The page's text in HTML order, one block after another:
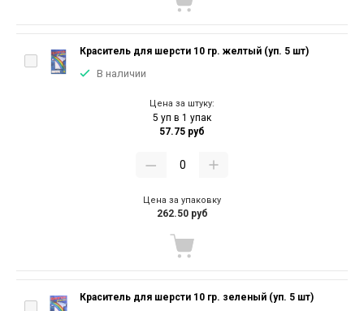
Краситель для шерсти 10 гр. желтый (уп. 5 шт)
В наличии
Цена за штуку:
5 уп в 1 упак
57.75 руб
Цена за упаковку
262.50 руб
Краситель для шерсти 10 гр. зеленый (уп. 5 шт)